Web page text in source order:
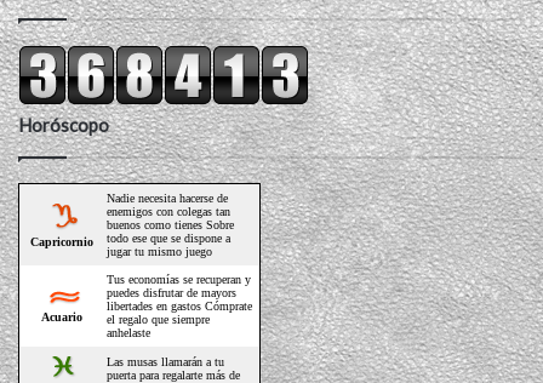
Horóscopo